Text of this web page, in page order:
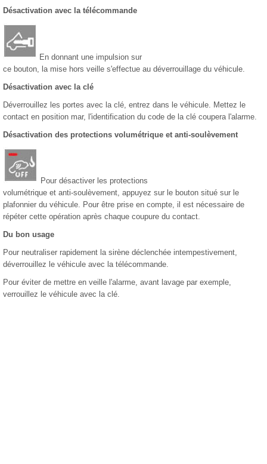
Désactivation avec la télécommande
En donnant une impulsion sur
ce bouton, la mise hors veille s'effectue au déverrouillage du véhicule.
Désactivation avec la clé
Déverrouillez les portes avec la clé, entrez dans le véhicule. Mettez le
contact en position mar, l'identification du code de la clé coupera l'alarme.
Désactivation des protections volumétrique et anti-soulèvement
Pour désactiver les protections
volumétrique et anti-soulèvement, appuyez sur le bouton situé sur le
plafonnier du véhicule. Pour être prise en compte, il est nécessaire de
répéter cette opération après chaque coupure du contact.
Du bon usage
Pour neutraliser rapidement la sirène déclenchée intempestivement,
déverrouillez le véhicule avec la télécommande.
Pour éviter de mettre en veille l'alarme, avant lavage par exemple,
verrouillez le véhicule avec la clé.